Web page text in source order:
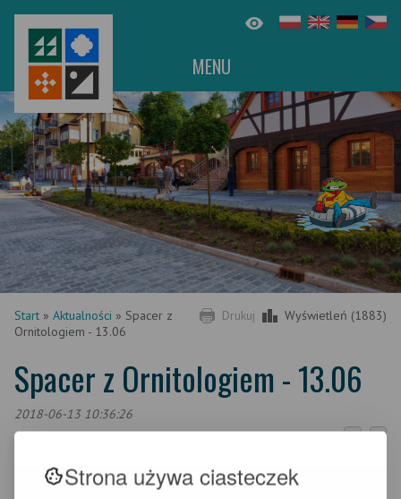
Strona używa ciasteczek
MENU
Drukuj Wyświetleń (1883)
Start » Aktualności » Spacer z
Ornitologiem - 13.06
Spacer z Ornitologiem - 13.06
2018-06-13 10:36:26
+ -